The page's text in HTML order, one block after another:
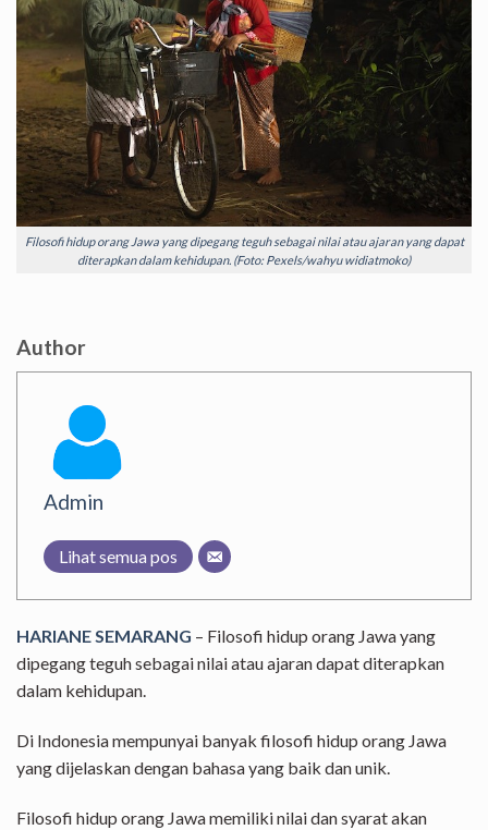
Filosofi hidup orang Jawa yang dipegang teguh sebagai nilai atau ajaran yang dapat
diterapkan dalam kehidupan. (Foto: Pexels/wahyu widiatmoko)
Author
Admin
Lihat semua pos
HARIANE SEMARANG – Filosofi hidup orang Jawa yang
dipegang teguh sebagai nilai atau ajaran dapat diterapkan
dalam kehidupan.
Di Indonesia mempunyai banyak filosofi hidup orang Jawa
yang dijelaskan dengan bahasa yang baik dan unik.
Filosofi hidup orang Jawa memiliki nilai dan syarat akan